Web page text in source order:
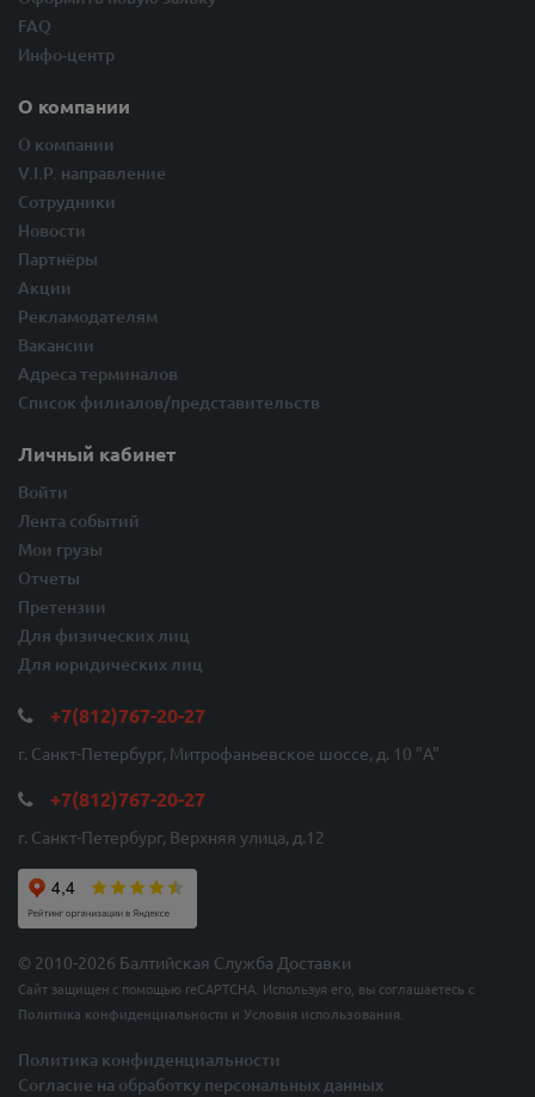
FAQ
Инфо-центр
О компании
О компании
V.I.P. направление
Сотрудники
Новости
Партнёры
Акции
Рекламодателям
Вакансии
Адреса терминалов
Список филиалов/представительств
Личный кабинет
Войти
Лента событий
Мои грузы
Отчеты
Претензии
Для физических лиц
Для юридических лиц
+7(812)767-20-27
г. Санкт-Петербург, Митрофаньевское шоссе, д. 10 "A"
+7(812)767-20-27
г. Санкт-Петербург, Верхняя улица, д.12
© 2010-2026 Балтийская Служба Доставки
Сайт защищен с помощью reCAPTCHA. Используя его, вы соглашаетесь с
Политика конфиденциальности и Условия использования
Политика конфиденциальности
Согласие на обработку персональных данных